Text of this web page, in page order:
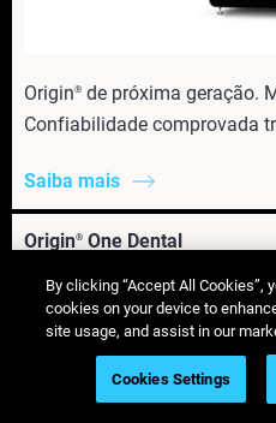
Origin® de próxima geração.
Confiabilidade comprovada
Saiba mais
Origin® One Dental
Acessórios Origin
Atendimento ao cliente
By clicking “Accept All Cookies”,
cookies on your device to
site usage, and assist in our
Cookies Settings